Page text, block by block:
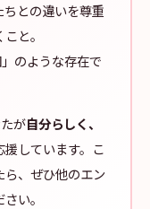
との違いを尊重
と。
のような存在で
が自分らしく、
しています。こ
、ぜひ他のエン
い。